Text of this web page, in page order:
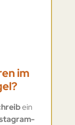
im
ein